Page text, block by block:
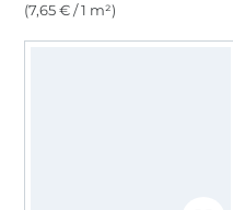
(7,65 € / 1 m²)